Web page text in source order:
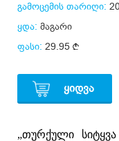
გამოცემის თარიღი:
ყდა: მაგარი
ფასი: 29.95
ᲧᲘᲓᲕᲐ
„თურქული